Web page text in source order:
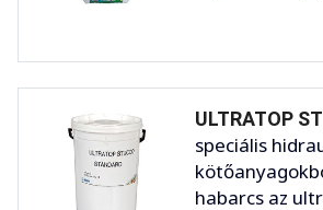
ULTRATOP
speciális
habarcs az